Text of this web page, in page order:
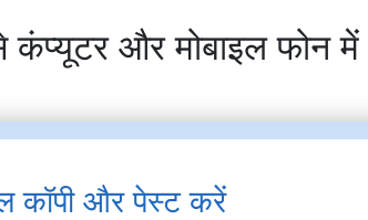
कंप्यूटर और मोबाइल फोन
कॉपी और पेस्ट करें